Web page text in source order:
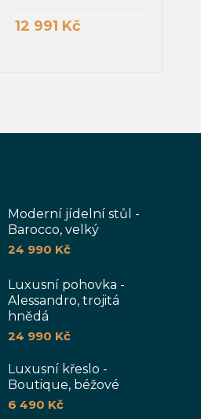
12 991 Kč
Moderní jídelní stůl -
Barocco, velký
24 990 Kč
Luxusní pohovka -
Alessandro, trojitá
hnědá
24 990 Kč
Luxusní křeslo -
Boutique, béžové
6 490 Kč